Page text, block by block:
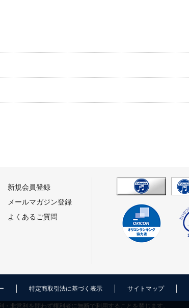
新規会員登録
メールマガジン登録
よくあるご質問
特定商取引法に基づく表示 サイトマップ
非営利を問わず権利者に無断で利用することを禁じます。